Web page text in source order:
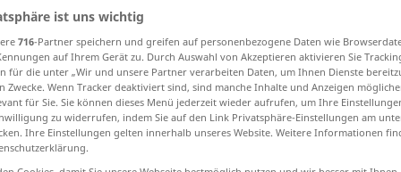
für "malignidad"
ist uns wichtig
716-Partner speichern und greifen auf personenbezogene Daten wie
auf Ihrem Gerät zu. Durch Auswahl von Akzeptieren aktivieren Sie
für die unter „Wir und unsere Partner verarbeiten Daten, um Ihnen Dienste
Zwecke. Wenn Tracker deaktiviert sind, sind manche Inhalte und Anzeigen
für Sie. Sie können dieses Menü jederzeit wieder aufrufen, um Ihre
zu widerrufen, indem Sie auf den Link Privatsphäre-Einstellungen am
Ihre Einstellungen gelten innerhalb unseres Website. Weitere Informationen